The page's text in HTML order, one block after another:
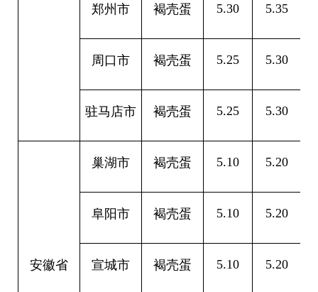
郑州市 褐壳蛋 5.30 5.35
周口市 褐壳蛋 5.25 5.30
驻马店市 褐壳蛋 5.25 5.30
安徽省
巢湖市 褐壳蛋 5.10 5.20
阜阳市 褐壳蛋 5.10 5.20
宣城市 褐壳蛋 5.10 5.20